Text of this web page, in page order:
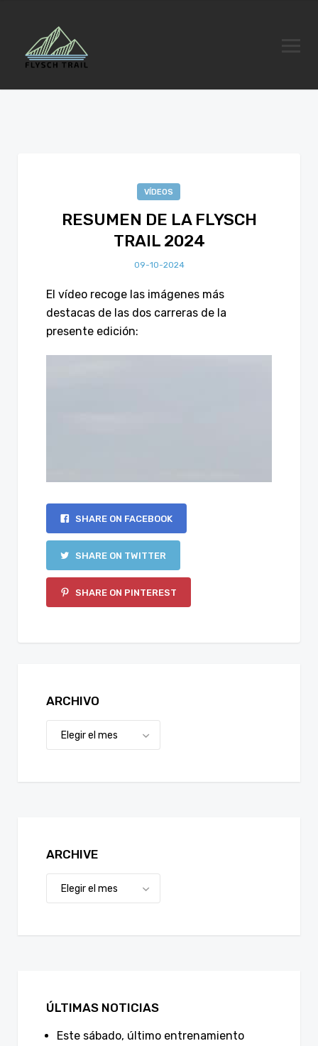
VÍDEOS
RESUMEN DE LA FLYSCH
TRAIL 2024
09-10-2024
El vídeo recoge las imágenes más
destacas de las dos carreras de la
presente edición:
SHARE ON FACEBOOK
SHARE ON TWITTER
SHARE ON PINTEREST
ARCHIVO
ARCHIVE
ÚLTIMAS NOTICIAS
Este sábado, último entrenamiento